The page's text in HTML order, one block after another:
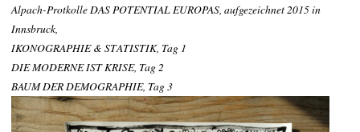
Alpach-Protkolle DAS POTENTIAL EUROPAS, aufgezeichnet 2015 in
Innsbruck,
IKONOGRAPHIE & STATISTIK, Tag 1
DIE MODERNE IST KRISE, Tag 2
BAUM DER DEMOGRAPHIE, Tag 3